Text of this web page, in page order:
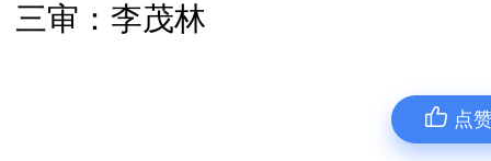
三审：李茂林
点